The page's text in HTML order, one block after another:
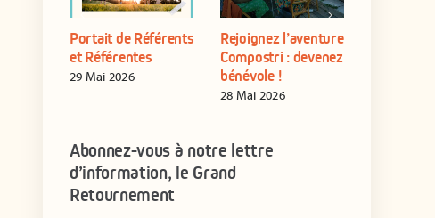
Portait de Référents
et Référentes
29 Mai 2026
Rejoignez l’aventure
Compostri : devenez
bénévole !
28 Mai 2026
Abonnez-vous à notre lettre
d’information, le Grand
Retournement